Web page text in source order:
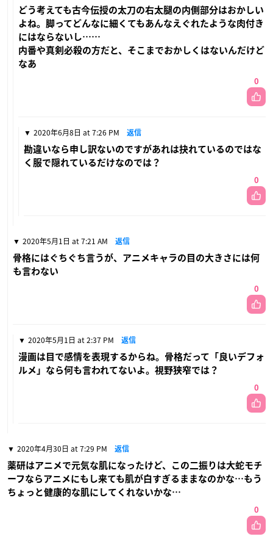
どう考えても古今伝授の太刀の右太腿の内側部分はおかしい
よね。脚ってどんなに細くてもあんなえぐれたような肉付き
にはならないし……
内番や真剣必殺の方だと、そこまでおかしくはないんだけど
なあ
0
2020年6月8日 at 7:26 PM 返信
勘違いなら申し訳ないのですがあれは抉れているのではな
く服で隠れているだけなのでは？
0
2020年5月1日 at 7:21 AM 返信
骨格にはぐちぐち言うが、アニメキャラの目の大きさには何
も言わない
0
2020年5月1日 at 2:37 PM 返信
漫画は目で感情を表現するからね。骨格だって「良いデフォ
ルメ」なら何も言われてないよ。視野狭窄では？
0
2020年4月30日 at 7:29 PM 返信
薬研はアニメで元気な肌になったけど、この二振りは大蛇モチ
ーフならアニメにもし来ても肌が白すぎるままなのかな…もう
ちょっと健康的な肌にしてくれないかな…
0